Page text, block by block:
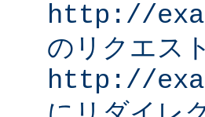
http://
のリクエス
http://